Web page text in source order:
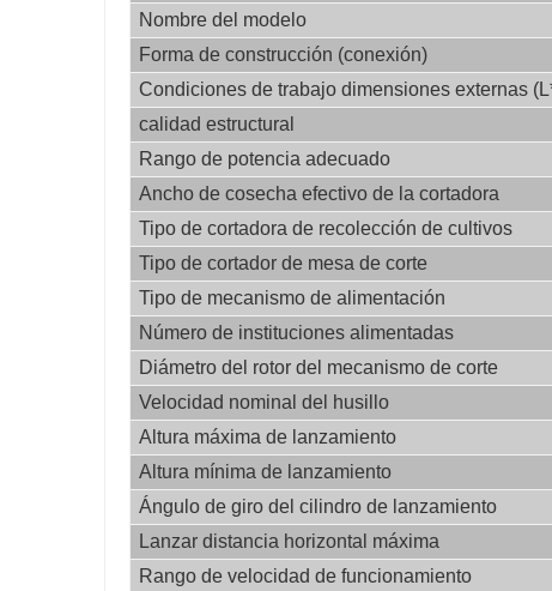
Nombre del modelo
Forma de construcción (conexión)
Condiciones de trabajo dimensiones externas
calidad estructural
Rango de potencia adecuado
Ancho de cosecha efectivo de la cortadora
Tipo de cortadora de recolección de cultivos
Tipo de cortador de mesa de corte
Tipo de mecanismo de alimentación
Número de instituciones alimentadas
Diámetro del rotor del mecanismo de corte
Velocidad nominal del husillo
Altura máxima de lanzamiento
Altura mínima de lanzamiento
Ángulo de giro del cilindro de lanzamiento
Lanzar distancia horizontal máxima
Rango de velocidad de funcionamiento